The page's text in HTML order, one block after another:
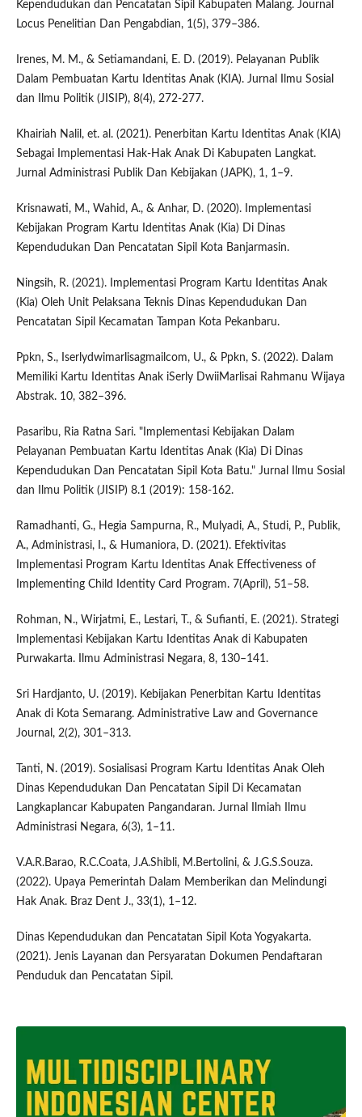
Kependudukan dan Pencatatan Sipil Kabupaten Malang. Journal
Locus Penelitian Dan Pengabdian, 1(5), 379–386.
Irenes, M. M., & Setiamandani, E. D. (2019). Pelayanan Publik
Dalam Pembuatan Kartu Identitas Anak (KIA). Jurnal Ilmu Sosial
dan Ilmu Politik (JISIP), 8(4), 272-277.
Khairiah Nalil, et. al. (2021). Penerbitan Kartu Identitas Anak (KIA)
Sebagai Implementasi Hak-Hak Anak Di Kabupaten Langkat.
Jurnal Administrasi Publik Dan Kebijakan (JAPK), 1, 1–9.
Krisnawati, M., Wahid, A., & Anhar, D. (2020). Implementasi
Kebijakan Program Kartu Identitas Anak (Kia) Di Dinas
Kependudukan Dan Pencatatan Sipil Kota Banjarmasin.
Ningsih, R. (2021). Implementasi Program Kartu Identitas Anak
(Kia) Oleh Unit Pelaksana Teknis Dinas Kependudukan Dan
Pencatatan Sipil Kecamatan Tampan Kota Pekanbaru.
Ppkn, S., Iserlydwimarlisagmailcom, U., & Ppkn, S. (2022). Dalam
Memiliki Kartu Identitas Anak iSerly DwiiMarlisai Rahmanu Wijaya
Abstrak. 10, 382–396.
Pasaribu, Ria Ratna Sari. "Implementasi Kebijakan Dalam
Pelayanan Pembuatan Kartu Identitas Anak (Kia) Di Dinas
Kependudukan Dan Pencatatan Sipil Kota Batu." Jurnal Ilmu Sosial
dan Ilmu Politik (JISIP) 8.1 (2019): 158-162.
Ramadhanti, G., Hegia Sampurna, R., Mulyadi, A., Studi, P., Publik,
A., Administrasi, I., & Humaniora, D. (2021). Efektivitas
Implementasi Program Kartu Identitas Anak Effectiveness of
Implementing Child Identity Card Program. 7(April), 51–58.
Rohman, N., Wirjatmi, E., Lestari, T., & Sufianti, E. (2021). Strategi
Implementasi Kebijakan Kartu Identitas Anak di Kabupaten
Purwakarta. Ilmu Administrasi Negara, 8, 130–141.
Sri Hardjanto, U. (2019). Kebijakan Penerbitan Kartu Identitas
Anak di Kota Semarang. Administrative Law and Governance
Journal, 2(2), 301–313.
Tanti, N. (2019). Sosialisasi Program Kartu Identitas Anak Oleh
Dinas Kependudukan Dan Pencatatan Sipil Di Kecamatan
Langkaplancar Kabupaten Pangandaran. Jurnal Ilmiah Ilmu
Administrasi Negara, 6(3), 1–11.
V.A.R.Barao, R.C.Coata, J.A.Shibli, M.Bertolini, & J.G.S.Souza.
(2022). Upaya Pemerintah Dalam Memberikan dan Melindungi
Hak Anak. Braz Dent J., 33(1), 1–12.
Dinas Kependudukan dan Pencatatan Sipil Kota Yogyakarta.
(2021). Jenis Layanan dan Persyaratan Dokumen Pendaftaran
Penduduk dan Pencatatan Sipil.